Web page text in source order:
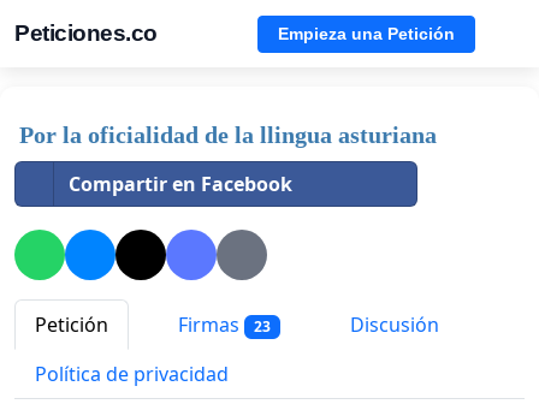
Peticiones.co Empieza una Petición
Por la oficialidad de la llingua asturiana
Compartir en Facebook
Petición Firmas 23
Discusión
Política de privacidad